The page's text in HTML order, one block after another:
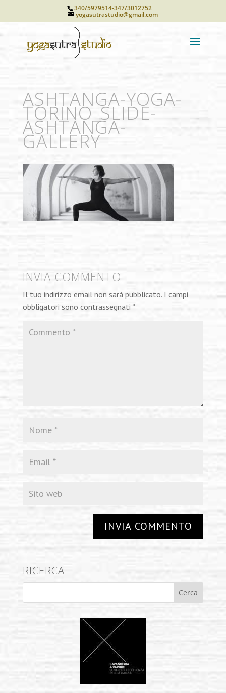
340/5979514-347/3012752
yogasutrastudio@gmail.com
ASHTANGA-YOGA-
TORINO_SLIDE-
ASHTANGA-
GALLERY
INVIA COMMENTO
Il tuo indirizzo email non sarà pubblicato. I campi
obbligatori sono contrassegnati *
RICERCA